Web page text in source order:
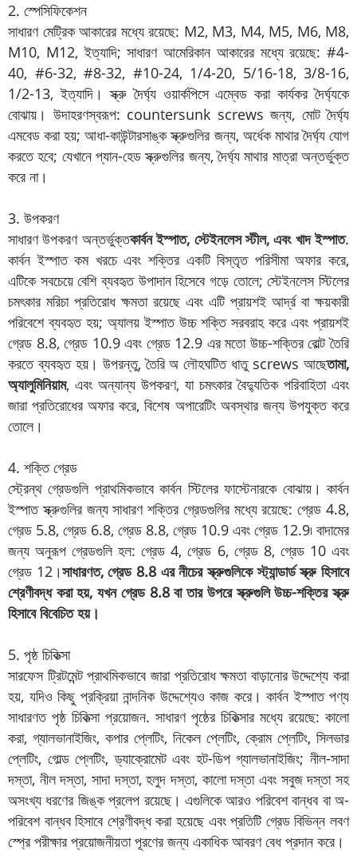
2. স্পেসিফিকেশন
সাধারণ মেট্রিক আকারের মধ্যে রয়েছে: M2, M3, M4, M5, M6, M8,
M10, M12, ইত্যাদি; সাধারণ আমেরিকান আকারের মধ্যে রয়েছে: #4-
40, #6-32, #8-32, #10-24, 1/4-20, 5/16-18, 3/8-16,
1/2-13, ইত্যাদি। স্ক্রু দৈর্ঘ্য ওয়ার্কপিসে এম্বেড করা কার্যকর দৈর্ঘ্যকে
বোঝায়। উদাহরণস্বরূপ: countersunk screws জন্য, মোট দৈর্ঘ্য
এমবেড করা হয়; আধা-কাউন্টারসাঙ্ক স্ক্রুগুলির জন্য, অর্ধেক মাথার দৈর্ঘ্য যোগ
করতে হবে; যেখানে প্যান-হেড স্ক্রুগুলির জন্য, দৈর্ঘ্য মাথার মাত্রা অন্তর্ভুক্ত
করে না।
3. উপকরণ
সাধারণ উপকরণ অন্তর্ভুক্তকার্বন ইস্পাত, স্টেইনলেস স্টীল, এবং খাদ ইস্পাত.
কার্বন ইস্পাত কম খরচে এবং শক্তির একটি বিস্তৃত পরিসীমা অফার করে,
এটিকে সবচেয়ে বেশি ব্যবহৃত উপাদান হিসেবে গড়ে তোলে; স্টেইনলেস স্টিলের
চমৎকার মরিচা প্রতিরোধ ক্ষমতা রয়েছে এবং এটি প্রায়শই আর্দ্র বা ক্ষয়কারী
পরিবেশে ব্যবহৃত হয়; অ্যালয় ইস্পাত উচ্চ শক্তি সরবরাহ করে এবং প্রায়শই
গ্রেড 8.8, গ্রেড 10.9 এবং গ্রেড 12.9 এর মতো উচ্চ-শক্তির বোল্ট তৈরি
করতে ব্যবহৃত হয়। উপরন্তু, তৈরি অ লৌহঘটিত ধাতু screws আছেতামা,
অ্যালুমিনিয়াম, এবং অন্যান্য উপকরণ, যা চমৎকার বৈদ্যুতিক পরিবাহিতা এবং
জারা প্রতিরোধের অফার করে, বিশেষ অপারেটিং অবস্থার জন্য উপযুক্ত করে
তোলে।
4. শক্তি গ্রেড
স্ট্রেন্থ গ্রেডগুলি প্রাথমিকভাবে কার্বন স্টিলের ফাস্টেনারকে বোঝায়। কার্বন
ইস্পাত স্ক্রুগুলির জন্য সাধারণ শক্তির গ্রেডগুলির মধ্যে রয়েছে: গ্রেড 4.8,
গ্রেড 5.8, গ্রেড 6.8, গ্রেড 8.8, গ্রেড 10.9 এবং গ্রেড 12.9৷ বাদামের
জন্য অনুরূপ গ্রেডগুলি হল: গ্রেড 4, গ্রেড 6, গ্রেড 8, গ্রেড 10 এবং
গ্রেড 12।সাধারণত, গ্রেড 8.8 এর নীচের স্ক্রুগুলিকে স্ট্যান্ডার্ড স্ক্রু হিসাবে
শ্রেণীবদ্ধ করা হয়, যখন গ্রেড 8.8 বা তার উপরে স্ক্রুগুলি উচ্চ-শক্তির স্ক্রু
হিসাবে বিবেচিত হয়।
5. পৃষ্ঠ চিকিত্সা
সারফেস ট্রিটমেন্ট প্রাথমিকভাবে জারা প্রতিরোধ ক্ষমতা বাড়ানোর উদ্দেশ্যে করা
হয়, যদিও কিছু প্রক্রিয়া নান্দনিক উদ্দেশ্যেও কাজ করে। কার্বন ইস্পাত পণ্য
সাধারণত পৃষ্ঠ চিকিত্সা প্রয়োজন. সাধারণ পৃষ্ঠের চিকিত্সার মধ্যে রয়েছে: কালো
করা, গ্যালভানাইজিং, কপার প্লেটিং, নিকেল প্লেটিং, ক্রোম প্লেটিং, সিলভার
প্লেটিং, গোল্ড প্লেটিং, ড্যাক্রোমেট এবং হট-ডিপ গ্যালভানাইজিং; নীল-সাদা
দস্তা, নীল দস্তা, সাদা দস্তা, হলুদ দস্তা, কালো দস্তা এবং সবুজ দস্তা সহ
অসংখ্য ধরণের জিঙ্ক প্রলেপ রয়েছে। এগুলিকে আরও পরিবেশ বান্ধব বা অ-
পরিবেশ বান্ধব হিসাবে শ্রেণীবদ্ধ করা হয়েছে এবং প্রতিটি গ্রেড বিভিন্ন লবণ
স্প্রে পরীক্ষার প্রয়োজনীয়তা পূরণের জন্য একাধিক আবরণ বেধ প্রদান করে।